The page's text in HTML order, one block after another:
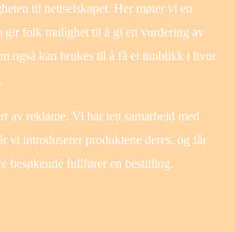
til nettselskapet. Her møter vi en
gir folk mulighet til å gi en vurdering av
også kan brukes til å få et innblikk i hvor
av reklame. Vi har tett samarbeid med
vi introduserer produktene deres, og får
besøkende fullfører en bestilling.